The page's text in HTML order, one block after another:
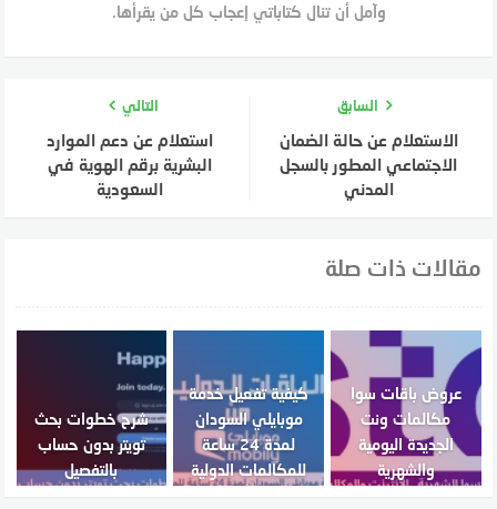
وآمل أن تنال كتاباتي إعجاب كل من يقرأها.
السابق
الاستعلام عن حالة الضمان
الاجتماعي المطور بالسجل
المدني
التالي
استعلام عن دعم الموارد
البشرية برقم الهوية في
السعودية
مقالات ذات صلة
عروض باقات سوا
مكالمات ونت
الجديدة اليومية
والشهرية
كيفية تفعيل خدمة
موبايلي السودان
لمدة 24 ساعة
للمكالمات الدولية
شرح خطوات بحث
تويتر بدون حساب
بالتفصيل